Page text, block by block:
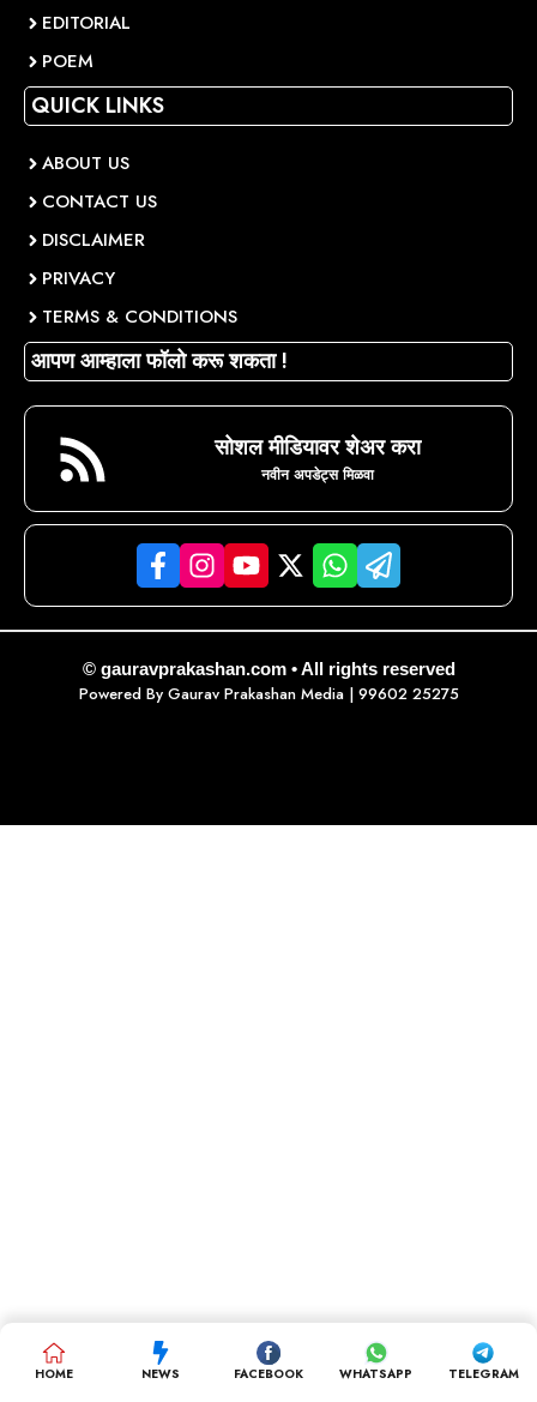
EDITORIAL
POEM
QUICK LINKS
ABOUT US
CONTACT US
DISCLAIMER
PRIVACY
TERMS & CONDITIONS
आपण आम्हाला फॉलो करू शकता !
सोशल मीडियावर शेअर करा
नवीन अपडेट्स मिळवा
© gauravprakashan.com • All rights reserved
Powered By Gaurav Prakashan Media| 99602 25275
HOME NEWS FACEBOOK WHATSAPP TELEGRAM